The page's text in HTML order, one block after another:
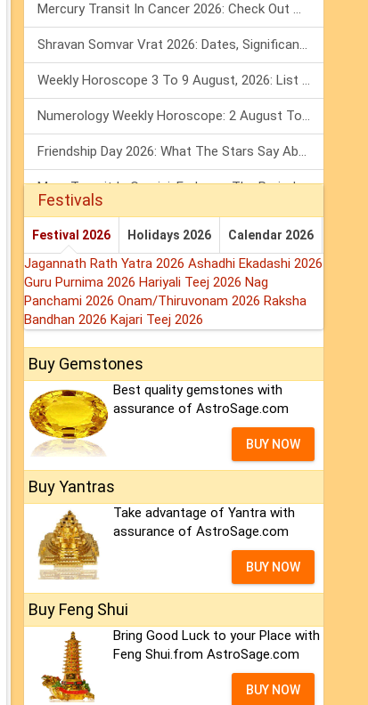
Mercury Transit In Cancer 2026: Check Out What It Brings For You
Shravan Somvar Vrat 2026: Dates, Significance & Rituals In August
Weekly Horoscope 3 To 9 August, 2026: List Of Fasts & Festivals
Numerology Weekly Horoscope: 2 August To 8 August, 2026
Friendship Day 2026: What The Stars Say About Your Best Friend!
Mars Transit In Gemini: Embrace The Period Full Of Energy & Intelligence
Festivals
Festival 2026 Holidays 2026 Calendar 2026
Jagannath Rath Yatra 2026 Ashadhi Ekadashi 2026
Guru Purnima 2026 Hariyali Teej 2026 Nag
Panchami 2026 Onam/Thiruvonam 2026 Raksha
Bandhan 2026 Kajari Teej 2026
Buy Gemstones
Best quality gemstones with
assurance of AstroSage.com
BUY NOW
Buy Yantras
Take advantage of Yantra with
assurance of AstroSage.com
BUY NOW
Buy Feng Shui
Bring Good Luck to your Place with
Feng Shui.from AstroSage.com
BUY NOW